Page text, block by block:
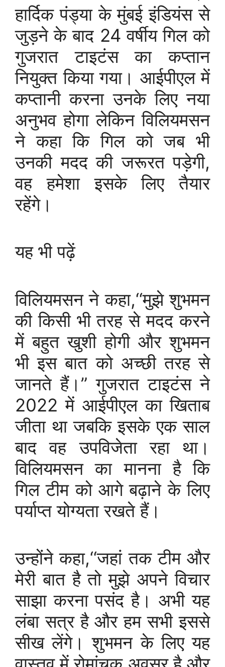
हार्दिक पंड्या के मुंबई इंडियंस से
जुड़ने के बाद 24 वर्षीय गिल को
गुजरात टाइटंस का कप्तान
नियुक्त किया गया। आईपीएल में
कप्तानी करना उनके लिए नया
अनुभव होगा लेकिन विलियमसन
ने कहा कि गिल को जब भी
उनकी मदद की जरूरत पड़ेगी,
वह हमेशा इसके लिए तैयार
रहेंगे।
यह भी पढ़ें
विलियमसन ने कहा,‘‘मुझे शुभमन
की किसी भी तरह से मदद करने
में बहुत खुशी होगी और शुभमन
भी इस बात को अच्छी तरह से
जानते हैं।” गुजरात टाइटंस ने
2022 में आईपीएल का खिताब
जीता था जबकि इसके एक साल
बाद वह उपविजेता रहा था।
विलियमसन का मानना है कि
गिल टीम को आगे बढ़ाने के लिए
पर्याप्त योग्यता रखते हैं।
उन्होंने कहा,‘‘जहां तक टीम और
मेरी बात है तो मुझे अपने विचार
साझा करना पसंद है। अभी यह
लंबा सत्र है और हम सभी इससे
सीख लेंगे। शुभमन के लिए यह